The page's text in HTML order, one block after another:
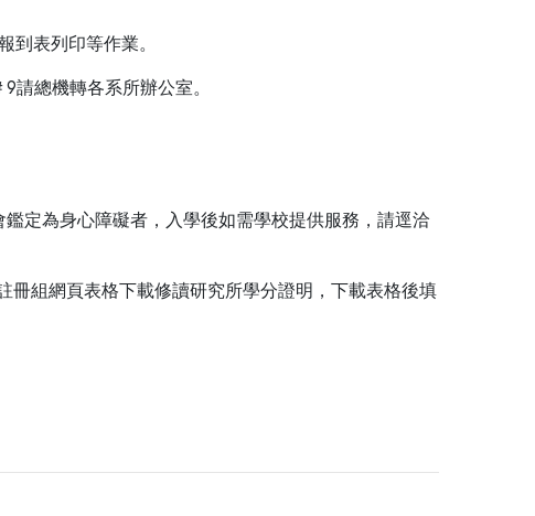
表列印等作業。
請總機轉各系所辦公室。
定為身心障礙者，入學後如需學校提供服務，請逕洽
組網頁表格下載修讀研究所學分證明，下載表格後填